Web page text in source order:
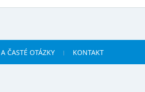
ČASTÉ OTÁZKY KONTAKT